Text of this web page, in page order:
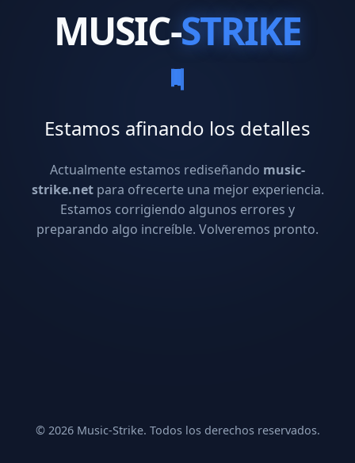
MUSIC-STRIKE
Estamos afinando los detalles
Actualmente estamos rediseñando music-
strike.netpara ofrecerte una mejor experiencia.
Estamos corrigiendo algunos errores y
preparando algo increíble. Volveremos pronto.
© 2026 Music-Strike. Todos los derechos reservados.